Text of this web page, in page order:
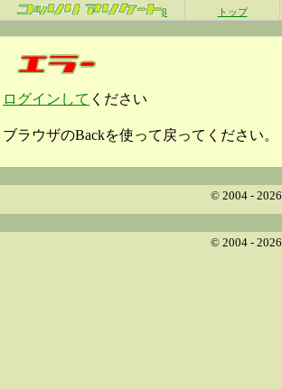
β トップ
ログインして ください
ブラウザのBackを使って戻ってください。
© 2004 - 2026
© 2004 - 2026